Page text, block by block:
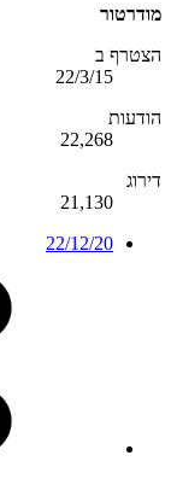
מודרטור
הצטרף ב
22/3/15
הודעות
22,268
דירוג
21,130
22/12/20